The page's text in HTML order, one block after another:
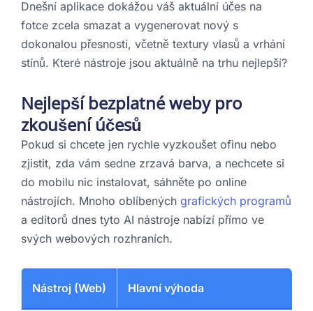
Dnešní aplikace dokážou váš aktuální účes na
fotce zcela smazat a vygenerovat nový s
dokonalou přesností, včetně textury vlasů a vrhání
stínů. Které nástroje jsou aktuálně na trhu nejlepší?
Nejlepší bezplatné weby pro
zkoušení účesů
Pokud si chcete jen rychle vyzkoušet ofinu nebo
zjistit, zda vám sedne zrzavá barva, a nechcete si
do mobilu nic instalovat, sáhněte po online
nástrojích. Mnoho oblíbených grafických programů
a editorů dnes tyto AI nástroje nabízí přímo ve
svých webových rozhraních.
Nástroj (Web) Hlavní výhoda